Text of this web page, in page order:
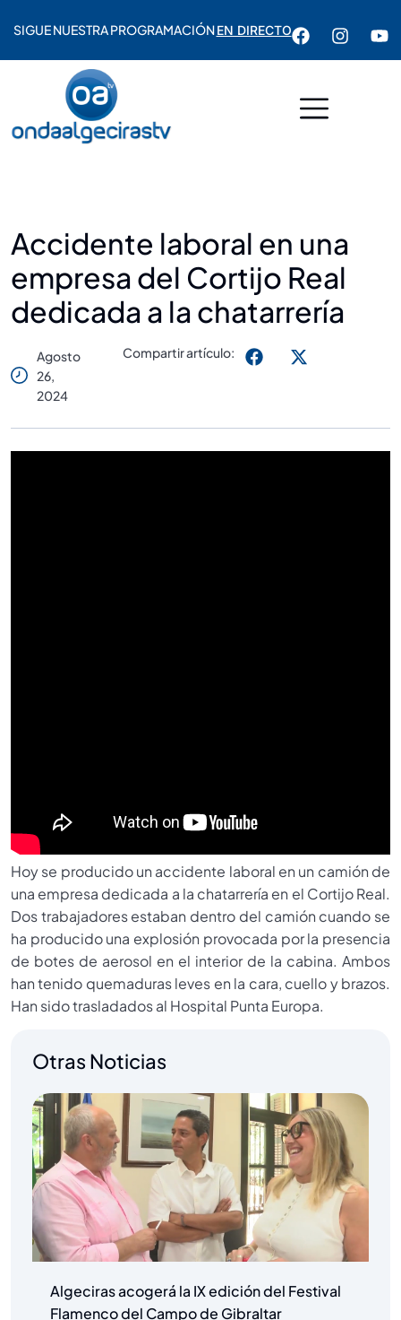
SIGUE NUESTRA PROGRAMACIÓNEN DIRECTO
Accidente laboral en una
empresa del Cortijo Real
dedicada a la chatarrería
Agosto
26,
2024
Compartir artículo:
Hoy se producido un accidente laboral en un camión de
una empresa dedicada a la chatarrería en el Cortijo Real.
Dos trabajadores estaban dentro del camión cuando se
ha producido una explosión provocada por la presencia
de botes de aerosol en el interior de la cabina. Ambos
han tenido quemaduras leves en la cara, cuello y brazos.
Han sido trasladados al Hospital Punta Europa.
Otras Noticias
Algeciras acogerá la IX edición del Festival
Flamenco del Campo de Gibraltar